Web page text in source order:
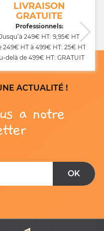
LIVRAISON
GRATUITE
Professionnels:
Jusqu’à 249€ HT: 9,95€ HT
249€ HT à 499€ HT: 25€ HT
delà de 499€ HT: GRATUIT
ACTUALITÉ !
a notre